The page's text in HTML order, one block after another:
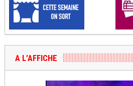
A L’AFFICHE